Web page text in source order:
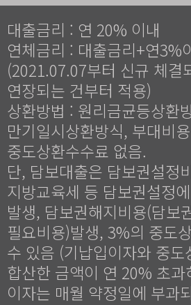
대출금리 : 연 20% 이내
연체금리 : 대출금리+연3%
(2021.07.07부터 신규 체결
연장되는 건부터 적용)
상환방법 : 원리금균등상환
만기일시상환방식, 부대비
중도상환수수료 없음.
단, 담보대출은 담보권설정
지방교육세 등 담보권설정
발생, 담보권해지비용(담보
필요비용)발생, 3%의 중도
수 있음 (기납입이자와 중도
합산한 금액이 연 20% 초과
이자는 매월 약정일에 부과